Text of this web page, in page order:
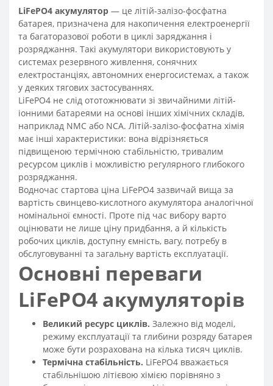
LiFePO4 акумулятор — це літій-залізо-фосфатна
батарея, призначена для накопичення електроенергії
та багаторазової роботи в циклі заряджання і
розряджання. Такі акумулятори використовують у
системах резервного живлення, сонячних
електростанціях, автономних енергосистемах, а також
у деяких тягових застосуваннях.
LiFePO4 не слід ототожнювати зі звичайними літій-
іонними батареями на основі інших хімічних складів,
наприклад NMC або NCA. Літій-залізо-фосфатна хімія
має інші характеристики: вона відрізняється
підвищеною термічною стабільністю, тривалим
ресурсом циклів і можливістю регулярного глибокого
розряджання.
Водночас стартова ціна LiFePO4 зазвичай вища за
вартість свинцево-кислотного акумулятора аналогічної
номінальної ємності. Проте під час вибору варто
оцінювати не лише ціну придбання, а й кількість
робочих циклів, доступну ємність, вагу, потребу в
обслуговуванні та загальну вартість експлуатації.
Основні переваги
LiFePO4 акумуляторів
Великий ресурс циклів. Залежно від моделі,
режиму експлуатації та глибини розряду батарея
може бути розрахована на кілька тисяч циклів.
Термічна стабільність. LiFePO4 вважається
стабільнішою літієвою хімією порівняно з